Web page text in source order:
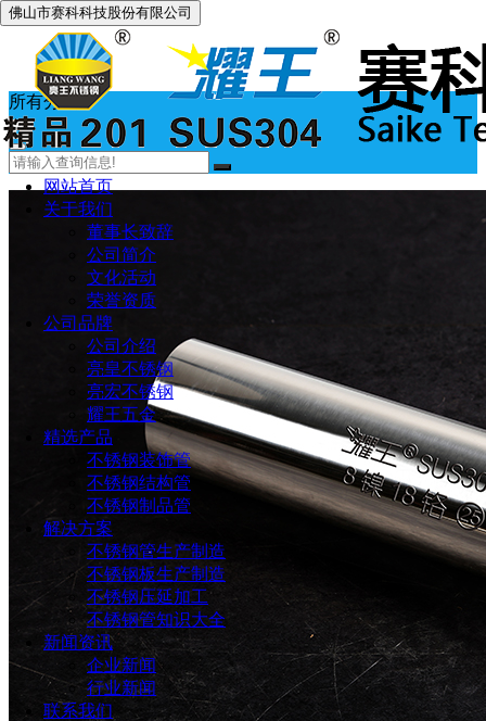
佛山市赛科科技股份有限公司
网站首页
关于我们
董事长致辞
公司简介
文化活动
荣誉资质
公司品牌
公司介绍
亮皇不锈钢
亮宏不锈钢
耀王五金
精选产品
不锈钢装饰管
不锈钢结构管
不锈钢制品管
解决方案
不锈钢管生产制造
不锈钢板生产制造
不锈钢压延加工
不锈钢管知识大全
新闻资讯
企业新闻
行业新闻
联系我们
所有分类